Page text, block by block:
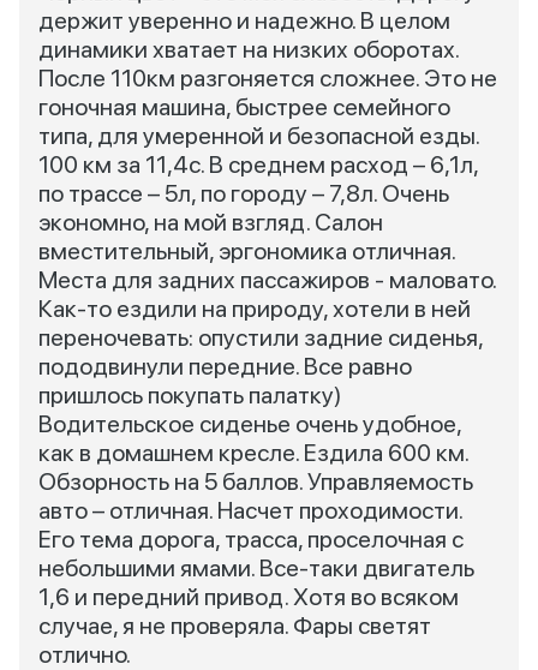
держит уверенно и надежно. В целом
динамики хватает на низких оборотах.
После 110км разгоняется сложнее. Это не
гоночная машина, быстрее семейного
типа, для умеренной и безопасной езды.
100 км за 11,4с. В среднем расход – 6,1л,
по трассе – 5л, по городу – 7,8л. Очень
экономно, на мой взгляд. Салон
вместительный, эргономика отличная.
Места для задних пассажиров - маловато.
Как-то ездили на природу, хотели в ней
переночевать: опустили задние сиденья,
пододвинули передние. Все равно
пришлось покупать палатку)
Водительское сиденье очень удобное,
как в домашнем кресле. Ездила 600 км.
Обзорность на 5 баллов. Управляемость
авто – отличная. Насчет проходимости.
Его тема дорога, трасса, проселочная с
небольшими ямами. Все-таки двигатель
1,6 и передний привод. Хотя во всяком
случае, я не проверяла. Фары светят
отлично.